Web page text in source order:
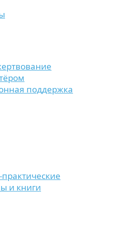
поддержка
и книги